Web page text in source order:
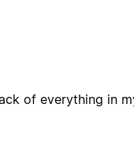
of everything in